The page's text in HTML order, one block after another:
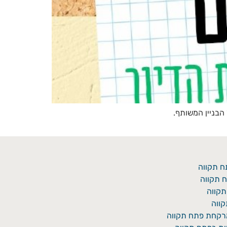
המשותף.
תקווה
תקווה
פתח תקווה